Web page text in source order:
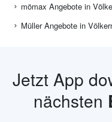
mömax Angebote in
Müller Angebote in
Jetzt App
nächsten